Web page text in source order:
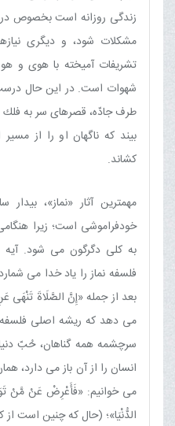
زندگى روزانه است بخصوص در
مشكلات شود، و ديگرى
تشريفات آميخته با هوی و
شهوات است. در اين حال
طرف جادّه، قصرهاى سر به فلك
بيند كه ناگهان او را از
كشاند.
مهمترين آثار «نماز»،
خودفراموشى است؛ زيرا
به كلى دگرگون مى شود. آيه
فلسفه نماز را ياد خدا مى
بعد از جمله «إِنَّ الصَّلَاةَ تَنْهَى
مى دهد كه ريشه اصلى فلسفه
سرچشمه همه گناهان، حُبّ
مى خوانيم: «فَأَعْرِضْ عَنْ مَّنْ
الدُّنْيَا»؛ (حال كه چنين است از